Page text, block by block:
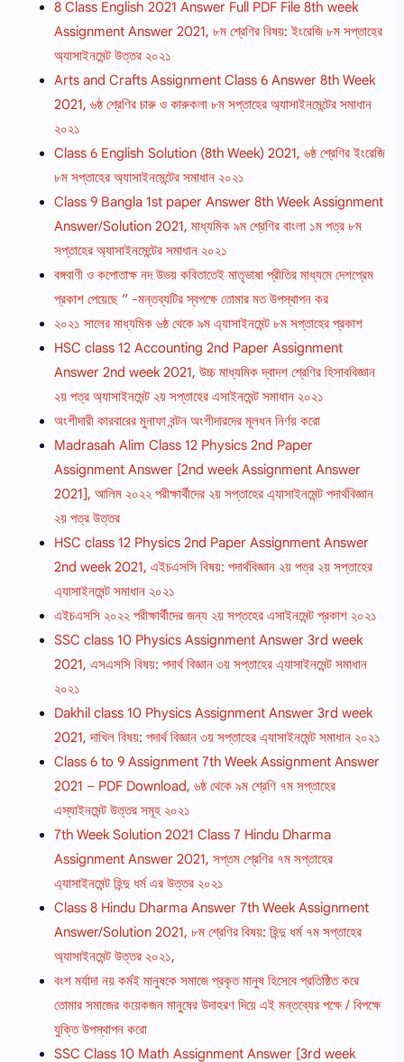
8 Class English 2021 Answer Full PDF File 8th week
Assignment Answer 2021, ৮ম শ্রেণির বিষয়: ইংরেজি ৮ম সপ্তাহের
অ্যাসাইনমেন্ট উত্তর ২০২১
Arts and Crafts Assignment Class 6 Answer 8th Week
2021, ৬ষ্ঠ শ্রেণির চারু ও কারুকলা ৮ম সপ্তাহের অ্যাসাইনমেন্টের সমাধান
২০২১
Class 6 English Solution (8th Week) 2021, ৬ষ্ঠ শ্রেণির ইংরেজি
৮ম সপ্তাহের অ্যাসাইনমেন্টের সমাধান ২০২১
Class 9 Bangla 1st paper Answer 8th Week Assignment
Answer/Solution 2021, মাধ্যমিক ৯ম শ্রেণির বাংলা ১ম পত্র ৮ম
সপ্তাহের অ্যাসাইনমেন্টের সমাধান ২০২১
বঙ্গবাণী ও কপোতাক্ষ নদ উভয় কবিতাতেই মাতৃভাষা প্রীতির মাধ্যমে দেশপ্রেম
প্রকাশ পেয়েছে ” -মন্তব্যটির স্বপক্ষে তােমার মত উপস্থাপন কর
২০২১ সালের মাধ্যমিক ৬ষ্ঠ থেকে ৯ম এ্যাসাইনমেন্ট ৮ম সপ্তাহের প্রকাশ
HSC class 12 Accounting 2nd Paper Assignment
Answer 2nd week 2021, উচ্চ মাধ্যমিক দ্বাদশ শ্রেণির হিসাববিজ্ঞান
২য় পত্র অ্যাসাইনমেন্ট ২য় সপ্তাহের এসাইনমেন্ট সমাধান ২০২১
অংশীদারী কারবারের মুনাফা বন্টন অংশীদারদের মূলধন নির্ণয় করো
Madrasah Alim Class 12 Physics 2nd Paper
Assignment Answer [2nd week Assignment Answer
2021], আলিম ২০২২ পরীক্ষার্থীদের ২য় সপ্তাহের এ্যাসাইনমেন্ট পদার্থবিজ্ঞান
২য় পত্র উত্তর
HSC class 12 Physics 2nd Paper Assignment Answer
2nd week 2021, এইচএসসি বিষয়: পদার্থবিজ্ঞান ২য় পত্র ২য় সপ্তাহের
এ্যাসাইনমেন্ট সমাধান ২০২১
এইচএসসি ২০২২ পরীক্ষার্থীদের জন্য ২য় সপ্তহের এসাইনমেন্ট প্রকাশ ২০২১
SSC class 10 Physics Assignment Answer 3rd week
2021, এসএসসি বিষয়: পদার্থ বিজ্ঞান ৩য় সপ্তাহের এ্যাসাইনমেন্ট সমাধান
২০২১
Dakhil class 10 Physics Assignment Answer 3rd week
2021, দাখিল বিষয়: পদার্থ বিজ্ঞান ৩য় সপ্তাহের এ্যাসাইনমেন্ট সমাধান ২০২১
Class 6 to 9 Assignment 7th Week Assignment Answer
2021 – PDF Download, ৬ষ্ঠ থেকে ৯ম শ্রেণি ৭ম সপ্তাহের
এস্যাইনমেন্ট উত্তর সমূহ ২০২১
7th Week Solution 2021 Class 7 Hindu Dharma
Assignment Answer 2021, সপ্তম শ্রেণির ৭ম সপ্তাহের
এ্যাসাইনমেন্ট হিন্দু ধর্ম এর উত্তর ২০২১
Class 8 Hindu Dharma Answer 7th Week Assignment
Answer/Solution 2021, ৮ম শ্রেণির বিষয়: হিন্দু ধর্ম ৭ম সপ্তাহের
অ্যাসাইনমেন্ট উত্তর ২০২১,
বংশ মর্যাদা নয় কর্মই মানুষকে সমাজে প্রকৃত মানুষ হিসেবে প্রতিষ্ঠিত করে
তােমার সমাজের কয়েকজন মানুষের উদাহরণ দিয়ে এই মন্তব্যের পক্ষে / বিপক্ষে
যুক্তি উপস্থাপন করাে
SSC Class 10 Math Assignment Answer [3rd week